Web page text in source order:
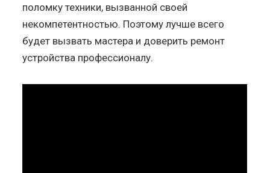
поломку техники, вызванной своей
некомпетентностью. Поэтому лучше всего
будет вызвать мастера и доверить ремонт
устройства профессионалу.